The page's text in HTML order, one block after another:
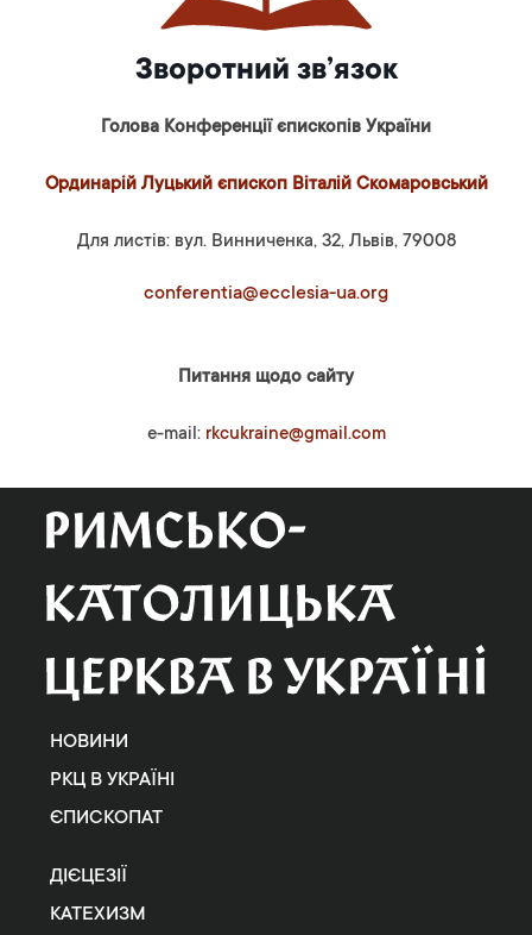
Зворотний зв’язок
Голова Конференції єпископів України
Ординарій Луцький єпископ Віталій Скомаровський
Для листів: вул. Винниченка, 32, Львів, 79008
conferentia@ecclesia-ua.org
Питання щодо сайту
e-mail: rkcukraine@gmail.com
НОВИНИ
РКЦ В УКРАЇНІ
ЄПИСКОПАТ
ДІЄЦЕЗІЇ
КАТЕХИЗМ